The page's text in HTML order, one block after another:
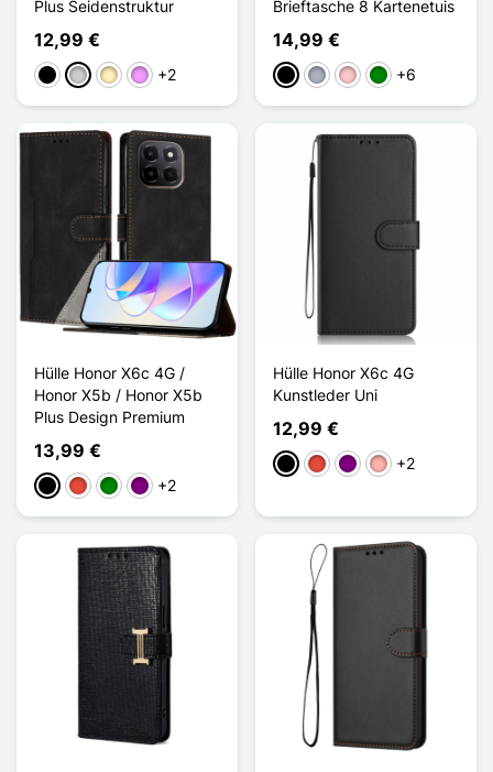
Plus Seidenstruktur
12,99 €
Schwarz
SilberGoldenHellviolett
+2
Brieftasche 8 Kartenetuis
14,99 €
Schwarz
GrauPinkGrün+6
Hülle Honor X6c 4G /
Honor X5b / Honor X5b
Plus Design Premium
13,99 €
Schwarz
Rot GrünViolett
+2
Hülle Honor X6c 4G
Kunstleder Uni
12,99 €
Schwarz
Rot ViolettRoségold
+2